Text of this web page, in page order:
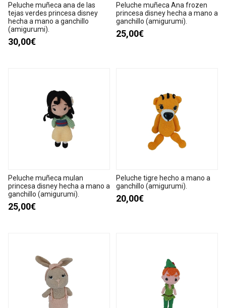
Peluche muñeca ana de las
tejas verdes princesa disney
hecha a mano a ganchillo
(amigurumi).
30,00€
Peluche muñeca Ana frozen
princesa disney hecha a mano a
ganchillo (amigurumi).
25,00€
Peluche muñeca mulan
princesa disney hecha a mano a
ganchillo (amigurumi).
25,00€
Peluche tigre hecho a mano a
ganchillo (amigurumi).
20,00€